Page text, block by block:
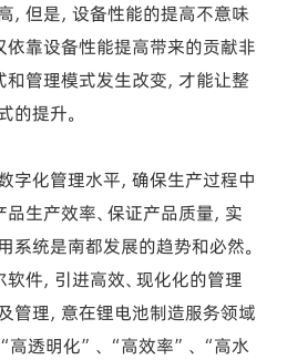
，但是，设备性能的提高不意味
依靠设备性能提高带来的贡献非
和管理模式发生改变，才能让整
的提升。
字化管理水平，确保生产过程中
生产效率、保证产品质量，实
系统是南都发展的趋势和必然。
件，引进高效、现化化的管理
管理，意在锂电池制造服务领域
高透明化”、“高效率”、“高水